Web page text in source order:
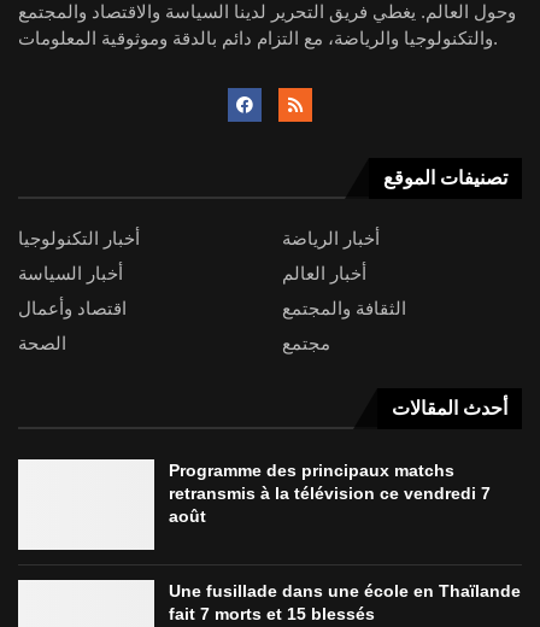
وحول العالم. يغطي فريق التحرير لدينا السياسة والاقتصاد والمجتمع
والتكنولوجيا والرياضة، مع التزام دائم بالدقة وموثوقية المعلومات.
تصنيفات الموقع
أخبار التكنولوجيا
أخبار الرياضة
أخبار السياسة
أخبار العالم
اقتصاد وأعمال
الثقافة والمجتمع
الصحة
مجتمع
أحدث المقالات
Programme des principaux matchs
retransmis à la télévision ce vendredi 7
août
Une fusillade dans une école en Thaïlande
fait 7 morts et 15 blessés